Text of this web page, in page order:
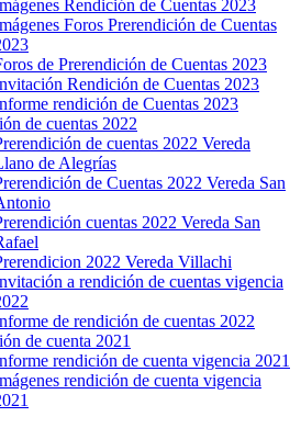
Rendición de Cuentas 2023
Foros Prerendición de Cuentas
de Prerendición de Cuentas 2023
Rendición de Cuentas 2023
rendición de Cuentas 2023
de cuentas 2022
de cuentas 2022 Vereda
de Alegrías
de Cuentas 2022 Vereda San
cuentas 2022 Vereda San
2022 Vereda Villachi
a rendición de cuentas vigencia
de rendición de cuentas 2022
de cuenta 2021
rendición de cuenta vigencia 2021
rendición de cuenta vigencia